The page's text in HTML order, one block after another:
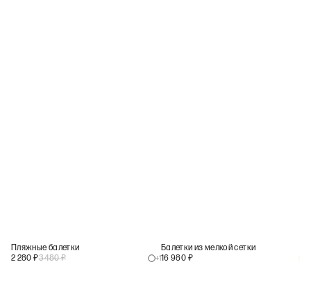
Пляжные балетки
2 280 ₽3 480₽ +1
Балетки из мелкой сетки
16 980 ₽